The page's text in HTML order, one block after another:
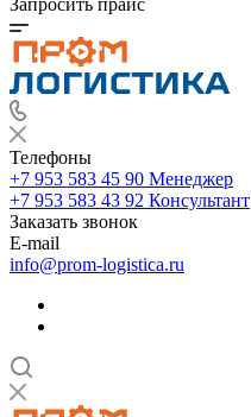
Запросить прайс
Телефоны
+7 953 583 45 90 Менеджер
+7 953 583 43 92 Консультант
Заказать звонок
E-mail
info@prom-logistica.ru